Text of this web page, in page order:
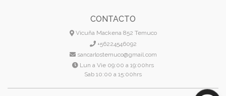
CONTACTO
Vicuña Mackena 852 Temuco
+56224546092
sancarlostemuco@gmail.com
Lun a Vie 09:00 a 19:00hrs
Sab 10:00 a 15:00hrs